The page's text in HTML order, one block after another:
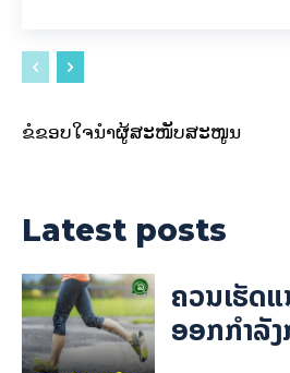
ຂໍຂອບໃຈນຳຜູ້ສະໜັບສະໜູນ
Latest posts
ຄວນເຮັດ
ອອກກຳລັ